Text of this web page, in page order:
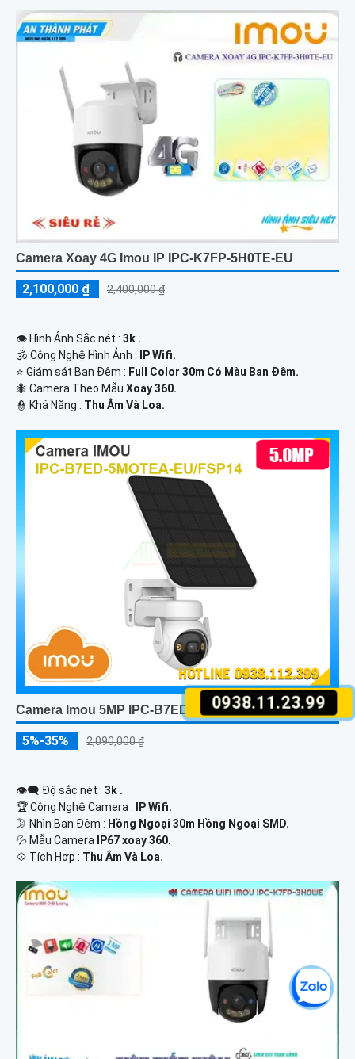
0938.11.23.99
Camera Xoay 4G Imou IP IPC-K7FP-5H0TE-EU
2,100,000 ₫ 2,400,000 ₫
👁 Hình Ảnh Sắc nét : 3k .
🕉️ Công Nghệ Hình Ảnh :
IP Wifi.
⭐ Giám sát Ban Đêm : Full Color 30m Có Màu Ban Ðêm.
🐜 Camera Theo Mẫu Xoay 360.
️👮 Khả Năng : Thu Âm Và Loa.
Camera Imou 5MP IPC-B7ED-5MOTEA-EU/FSP14
5%-35% 2,090,000 ₫
👁️‍🗨 Độ sắc nét : 3k .
🏆 Công Nghệ Camera :
IP Wifi.
🌛 Nhìn Ban Đêm : Hồng Ngoại 30m Hồng Ngoại SMD.
💦 Mẫu Camera
IP67 xoay 360.
️💠 Tích Hợp : Thu Âm Và Loa.